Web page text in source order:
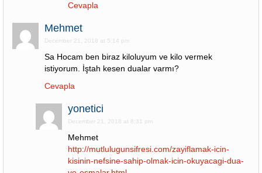
Cevapla
Mehmet
December 21, 2018 at 5:14 pm
Sa Hocam ben biraz kiloluyum ve kilo vermek
istiyorum. İştah kesen dualar varmı?
Cevapla
yonetici
December 21, 2018 at 8:31 pm
Mehmet
http://mutlulugunsifresi.com/zayiflamak-icin-
kisinin-nefsine-sahip-olmak-icin-okuyacagi-dua-